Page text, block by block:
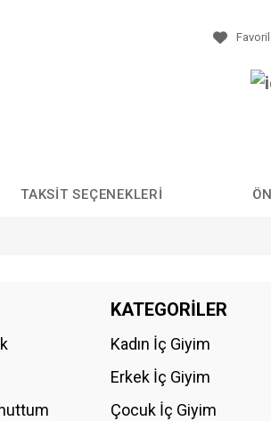
TAKSIT SEÇENEKLERI
Bu ürüne ilk yorumu siz yapın!
KATEGORİLER
Kadın İç Giyim
Erkek İç Giyim
Çocuk İç Giyim